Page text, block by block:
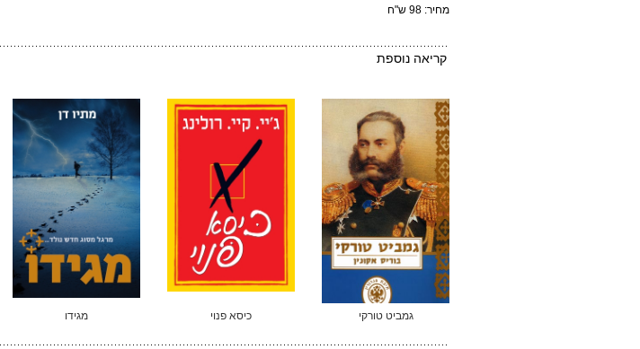
מחיר: 98 ש"ח
קריאה נוספת
גמביט טורקי כיסא פנוי מגידו